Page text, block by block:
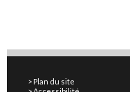
Plan du site